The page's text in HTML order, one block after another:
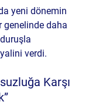
yeni dönemin
genelinde daha
verdi.
Karşı